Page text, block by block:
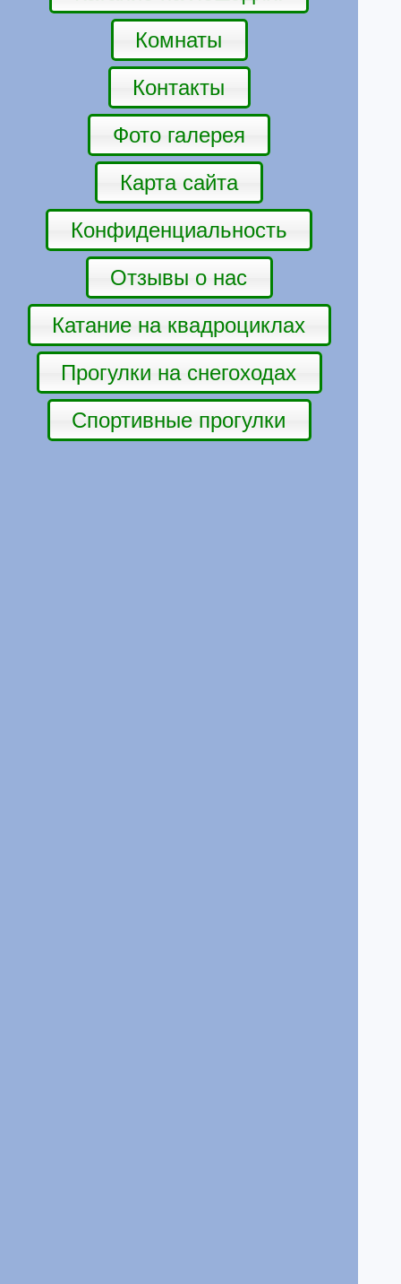
Комнаты
Контакты
Фото галерея
Карта сайта
Конфиденциальность
Отзывы о нас
Катание на квадроциклах
Прогулки на снегоходах
Спортивные прогулки